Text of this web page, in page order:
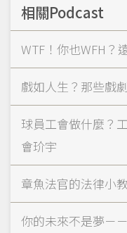
相關Podcast
WTF！你也WFH？
戲如人生？那些戲
球員工會做什麼？
會玠宇
章魚法官的法律小
你的未來不是夢－